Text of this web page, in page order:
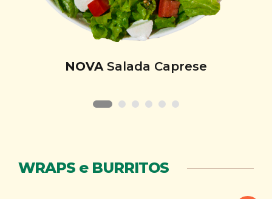
NOVASalada Caprese
WRAPS e BURRITOS